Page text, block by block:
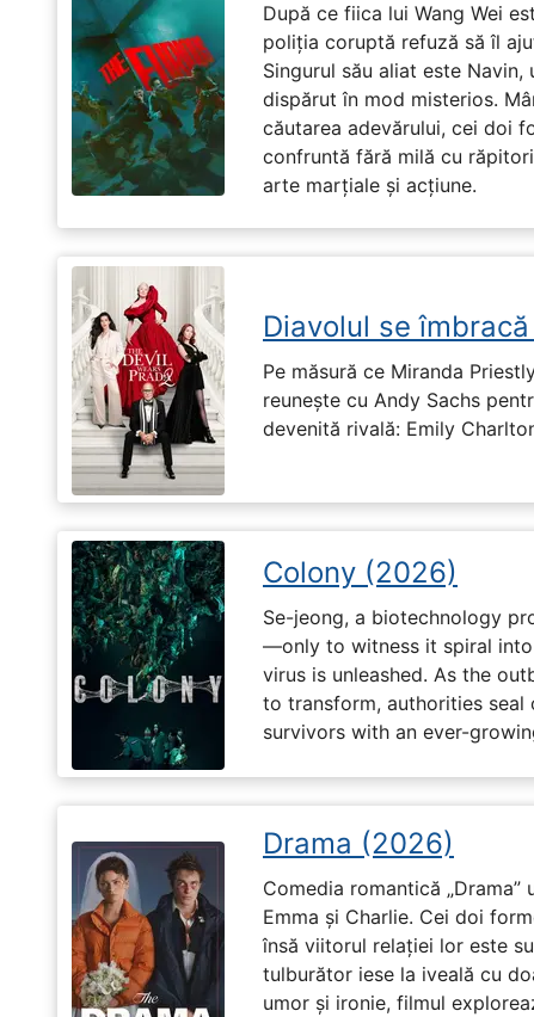
După ce fiica lui Wang Wei
poliția coruptă refuză să îl
Singurul său aliat este
dispărut în mod misterios.
căutarea adevărului, cei doi
confruntă fără milă cu
arte marțiale și acțiune.
Diavolul se
Pe măsură ce Miranda
reunește cu Andy Sachs
devenită rivală: Emily
Colony (2026)
Se-jeong, a biotechnology
—only to witness it spiral
virus is unleashed. As the
to transform, authorities
survivors with an ever-
Drama (2026)
Comedia romantică
Emma și Charlie. Cei doi
însă viitorul relației lor este
tulburător iese la iveală cu
umor și ironie, filmul